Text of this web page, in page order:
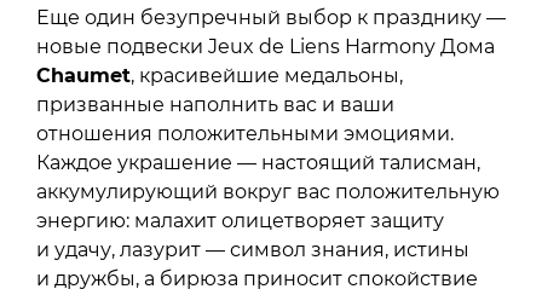
Еще один безупречный выбор к празднику —
новые подвески Jeux de Liens Harmony Дома
Chaumet, красивейшие медальоны,
призванные наполнить вас и ваши
отношения положительными эмоциями.
Каждое украшение — настоящий талисман,
аккумулирующий вокруг вас положительную
энергию: малахит олицетворяет защиту
и удачу, лазурит — символ знания, истины
и дружбы, а бирюза приносит спокойствие